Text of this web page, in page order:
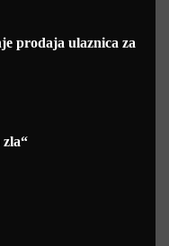
prodaja ulaznica za